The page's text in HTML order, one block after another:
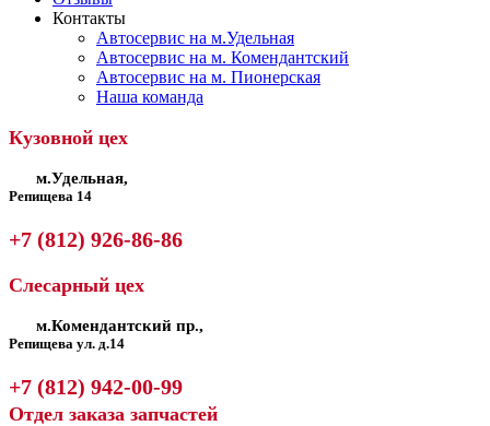
Контакты
Автосервис на м.Удельная
Автосервис на м. Комендантский
Автосервис на м. Пионерская
Наша команда
Кузовной цех
м.Удельная,
Репищева 14
+7 (812) 926-86-86
Слесарный цех
м.Комендантский пр.,
Репищева ул. д.14
+7 (812) 942-00-99
Отдел заказа запчастей